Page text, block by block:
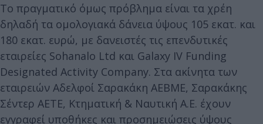
Το πραγματικό όμως πρόβλημα είναι τα χρέη
δηλαδή τα ομολογιακά δάνεια ύψους 105 εκατ. και
180 εκατ. ευρώ, με δανειστές τις επενδυτικές
εταιρείες Sohanalo Ltd και Galaxy IV Funding
Designated Activity Company. Στα ακίνητα των
εταιρειών Αδελφοί Σαρακάκη ΑΕΒΜΕ, Σαρακάκης
Σέντερ ΑΕΤΕ, Κτηματική & Ναυτική Α.Ε. έχουν
εγγραφεί υποθήκες και προσημειώσεις ύψους